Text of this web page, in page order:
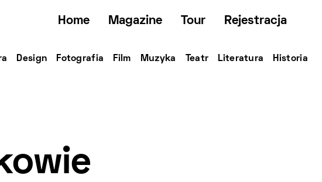
Home Magazine Tour Rejestracja
Design Fotografia Film Muzyka Teatr Literatura Historia